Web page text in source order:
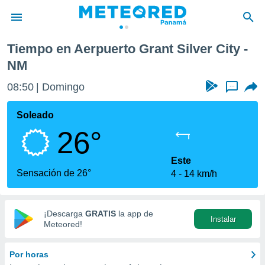
de
por
para
que se
calidad.
las
y
forma
basada
Tiempo en Aerpuerto Grant Silver City -
NM
08:50 Domingo ...
Soleado
26°
Sensación de 26°
Este
4
14 km/h
¡Descarga GRATIS la app de
Meteored!
Instalar
Por horas